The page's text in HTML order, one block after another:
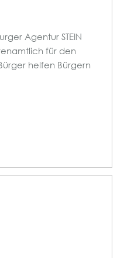
Agentur STEIN
für den
helfen Bürgern